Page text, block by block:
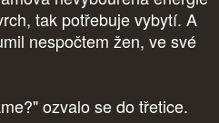
tak potřebuje vybytí. A
nespočtem žen, ve své
ozvalo se do třetice.